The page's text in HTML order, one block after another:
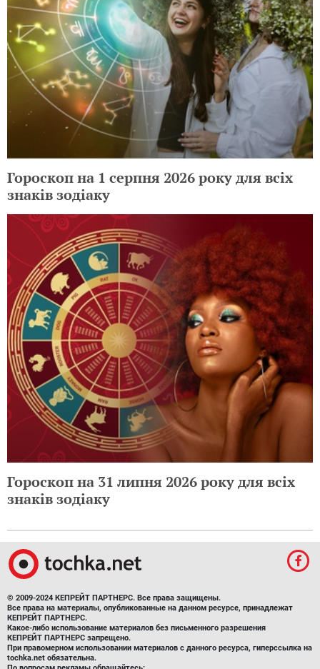
Гороскоп на 1 серпня 2026 року для всіх
знаків зодіаку
Гороскоп на 31 липня 2026 року для всіх
знаків зодіаку
© 2009-2024 КЕПРЕЙТ ПАРТНЕРС. Все права защищены.
Все права на материалы, опубликованные на данном ресурсе, принадлежат
КЕПРЕЙТ ПАРТНЕРС.
Какое-либо использование материалов без письменного разрешения
КЕПРЕЙТ ПАРТНЕРС запрещено.
При правомерном использовании материалов с данного ресурса, гиперссылка на
tochka.net обязательна.